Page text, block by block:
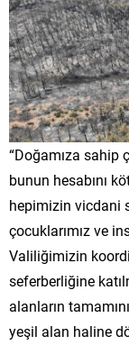
“Doğamıza sahip
bunun hesabını
hepimizin vicdani
çocuklarımız ve
Valiliğimizin
seferberliğine
alanların
yeşil alan haline